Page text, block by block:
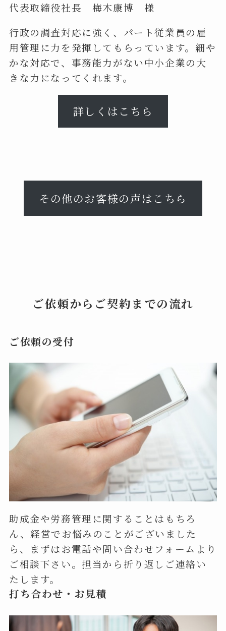
代表取締役社長 梅木康博 様
行政の調査対応に強く、パート従業員の雇
用管理に力を発揮してもらっています。細や
かな対応で、事務能力がない中小企業の大
きな力になってくれます。
詳しくはこちら
その他のお客様の声はこちら
ご依頼からご契約までの流れ
ご依頼の受付
助成金や労務管理に関することはもちろ
ん、経営でお悩みのことがございました
ら、まずはお電話や問い合わせフォームより
ご相談下さい。担当から折り返しご連絡い
たします。
打ち合わせ・お見積